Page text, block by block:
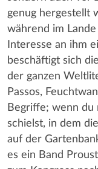
genug hergestellt
während im
Interesse an ihm
beschäftigt sich
der ganzen
Passos,
Begriffe; wenn du
schielst, in dem
auf der
es ein Band